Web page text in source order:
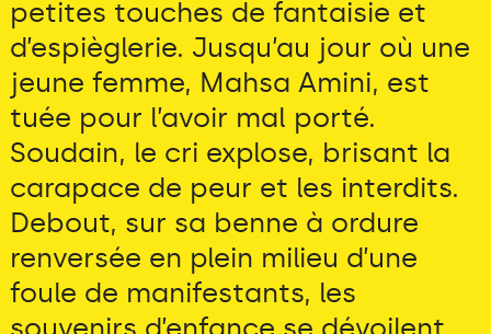
petites touches de fantaisie et
d’espièglerie. Jusqu’au jour où une
jeune femme, Mahsa Amini, est
tuée pour l’avoir mal porté.
Soudain, le cri explose, brisant la
carapace de peur et les interdits.
Debout, sur sa benne à ordure
renversée en plein milieu d’une
foule de manifestants, les